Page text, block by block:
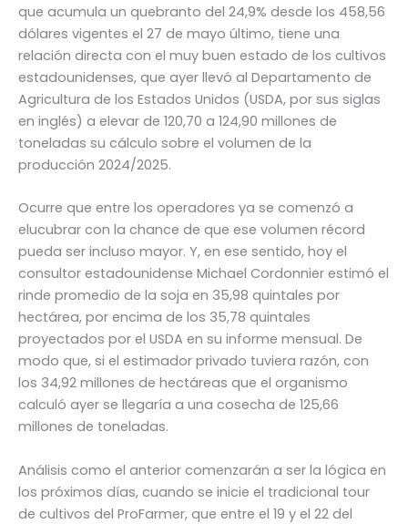
que acumula un quebranto del 24,9% desde los 458,56
dólares vigentes el 27 de mayo último, tiene una
relación directa con el muy buen estado de los cultivos
estadounidenses, que ayer llevó al Departamento de
Agricultura de los Estados Unidos (USDA, por sus siglas
en inglés) a elevar de 120,70 a 124,90 millones de
toneladas su cálculo sobre el volumen de la
producción 2024/2025.
Ocurre que entre los operadores ya se comenzó a
elucubrar con la chance de que ese volumen récord
pueda ser incluso mayor. Y, en ese sentido, hoy el
consultor estadounidense Michael Cordonnier estimó el
rinde promedio de la soja en 35,98 quintales por
hectárea, por encima de los 35,78 quintales
proyectados por el USDA en su informe mensual. De
modo que, si el estimador privado tuviera razón, con
los 34,92 millones de hectáreas que el organismo
calculó ayer se llegaría a una cosecha de 125,66
millones de toneladas.
Análisis como el anterior comenzarán a ser la lógica en
los próximos días, cuando se inicie el tradicional tour
de cultivos del ProFarmer, que entre el 19 y el 22 del